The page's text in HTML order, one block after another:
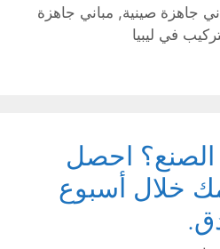
جاهزة صينية, مباني جاهزة
في ليبيا
احصل
خلال أسبوع